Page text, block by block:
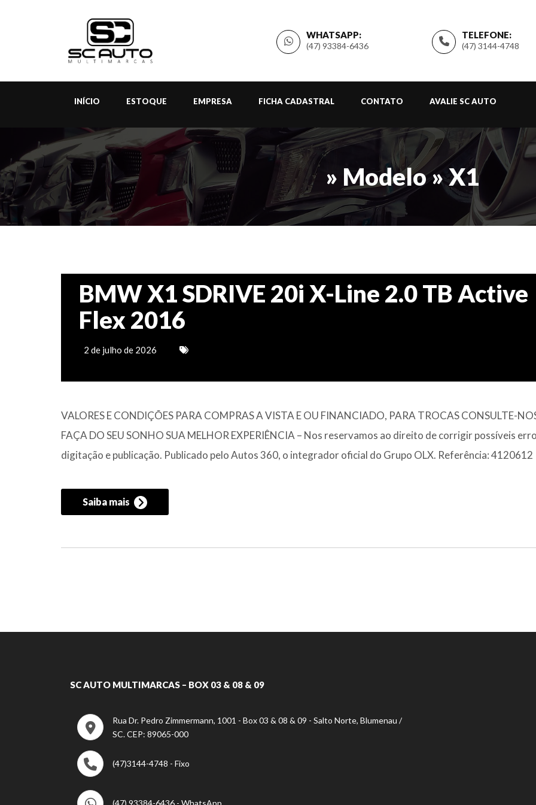
TELEFONE:
(47) 3144-4748
WHATSAPP:
(47) 93384-6436
INÍCIO ESTOQUE EMPRESA FICHA CADASTRAL CONTATO AVALIE SC AUTO
» Modelo » X1
BMW X1 SDRIVE 20i X-Line 2.0 TB Active
Flex 2016
2 de julho de 2026
VALORES E CONDIÇÕES PARA COMPRAS A VISTA E OU FINANCIADO, PARA TROCAS CONSULTE-
FAÇA DO SEU SONHO SUA MELHOR EXPERIÊNCIA – Nos reservamos ao direito de corrigir possíveis
digitação e publicação. Publicado pelo Autos 360, o integrador oficial do Grupo OLX. Referência: 4120612
Saiba mais
SC AUTO MULTIMARCAS – BOX 03 & 08 & 09
Rua Dr. Pedro Zimmermann, 1001 - Box 03 & 08 & 09 - Salto Norte, Blumenau /
SC. CEP: 89065-000
(47)3144-4748 - Fixo